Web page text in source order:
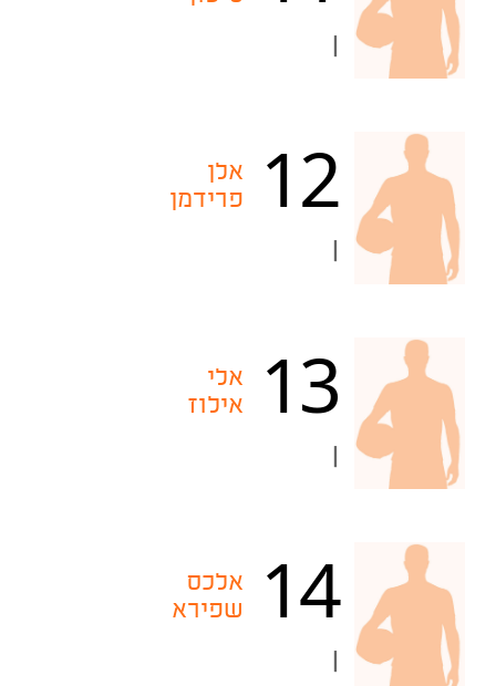
12
אלן
פרידמן
13
אלי
אילוז
14
אלכס
שפירא